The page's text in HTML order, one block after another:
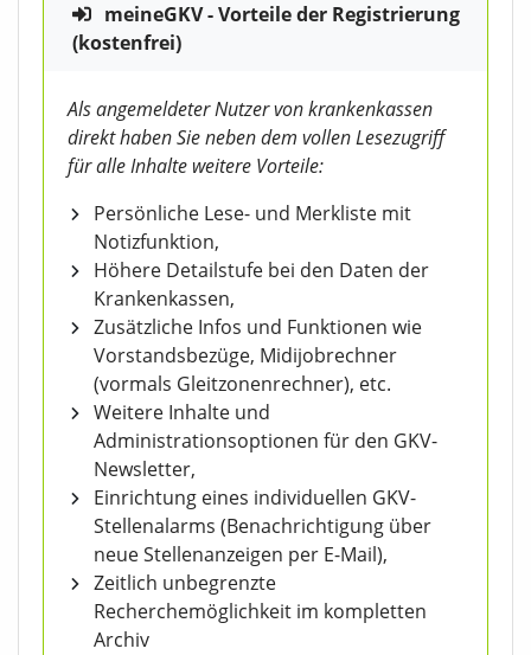
meineGKV - Vorteile der Registrierung
(kostenfrei)
Als angemeldeter Nutzer von krankenkassen
direkt haben Sie neben dem vollen Lesezugriff
für alle Inhalte weitere Vorteile:
Persönliche Lese- und Merkliste mit
Notizfunktion,
Höhere Detailstufe bei den Daten der
Krankenkassen,
Zusätzliche Infos und Funktionen wie
Vorstandsbezüge, Midijobrechner
(vormals Gleitzonenrechner), etc.
Weitere Inhalte und
Administrationsoptionen für den GKV-
Newsletter,
Einrichtung eines individuellen GKV-
Stellenalarms (Benachrichtigung über
neue Stellenanzeigen per E-Mail),
Zeitlich unbegrenzte
Recherchemöglichkeit im kompletten
Archiv